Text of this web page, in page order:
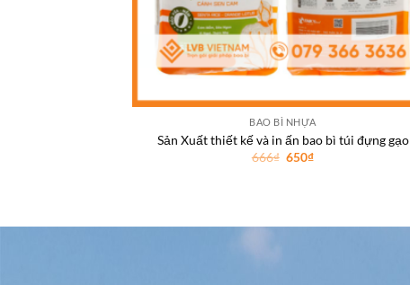
BAO BÌ NHỰA
Sản Xuất thiết kế và in ấn bao bì túi đựng gạo
666₫ Giá
650₫Giá